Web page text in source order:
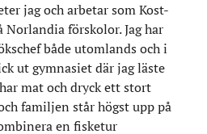
jag och arbetar som Kost-
förskolor. Jag har
både utomlands och i
ut gymnasiet där jag läste
mat och dryck ett stort
familjen står högst upp på
en fisketur